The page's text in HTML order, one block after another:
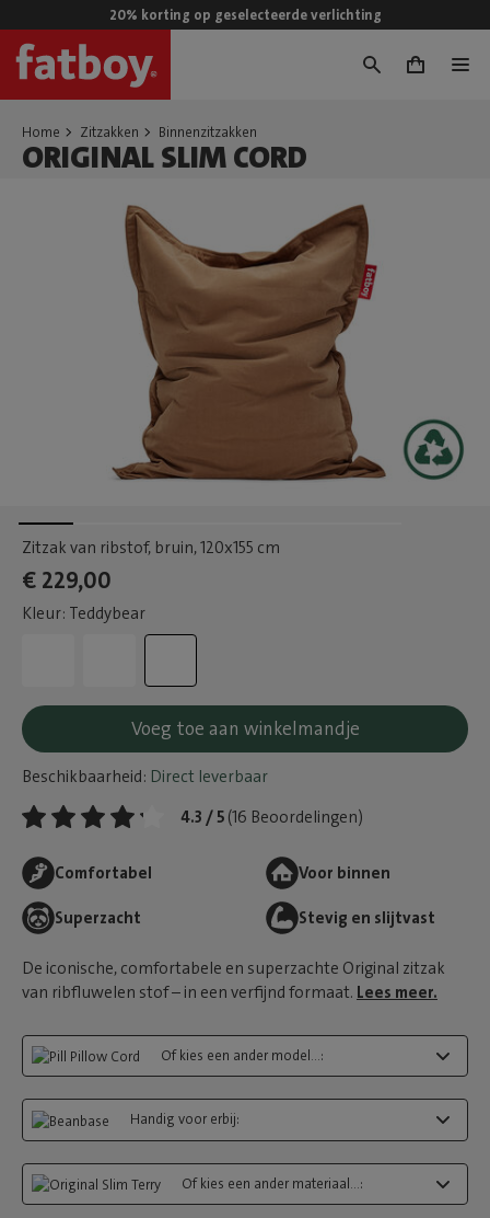
20% korting op geselecteerde verlichting
0
Home Zitzakken Binnenzitzakken
ORIGINAL SLIM CORD
Zitzak van ribstof, bruin, 120x155 cm
€ 229,00
Kleur: Teddybear
Voeg toe aan winkelmandje
Beschikbaarheid: Direct leverbaar
4.3 / 5 (16 Beoordelingen)
Comfortabel Voor binnen
Superzacht Stevig en slijtvast
De iconische, comfortabele en superzachte Original zitzak
van ribfluwelen stof – in een verfijnd formaat. Lees meer.
Of kies een ander model...:
Handig voor erbij:
Of kies een ander materiaal...: